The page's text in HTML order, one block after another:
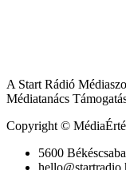
A Start Rádió
Médiatanács
Copyright ©
5600